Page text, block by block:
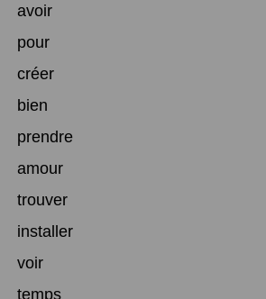
avoir
pour
créer
bien
prendre
amour
trouver
installer
voir
temps